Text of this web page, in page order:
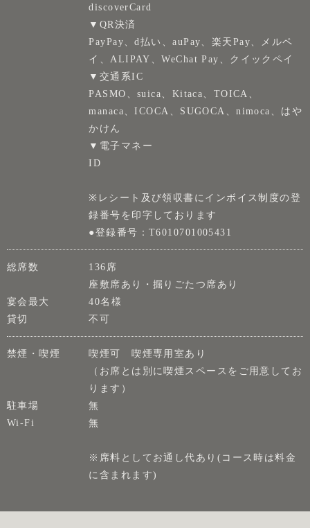
discoverCard
▼QR決済
PayPay、d払い、auPay、楽天Pay、メルペ
イ、ALIPAY、WeChat Pay、クイックペイ
▼交通系IC
PASMO、suica、Kitaca、TOICA、
manaca、ICOCA、SUGOCA、nimoca、はや
かけん
▼電子マネー
ID
※レシート及び領収書にインボイス制度の登
録番号を印字しております
●登録番号：T6010701005431
総席数
136席
座敷席あり・掘りごたつ席あり
宴会最大
40名様
貸切
不可
禁煙・喫煙
喫煙可 喫煙専用室あり
（お席とは別に喫煙スペースをご用意してお
ります）
駐車場
無
Wi-Fi
無
※席料としてお通し代あり(コース時は料金
に含まれます)